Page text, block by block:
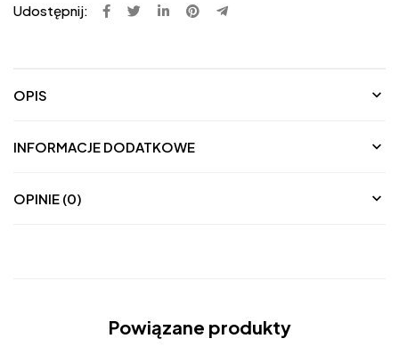
Udostępnij:
OPIS
INFORMACJE DODATKOWE
OPINIE (0)
Powiązane produkty